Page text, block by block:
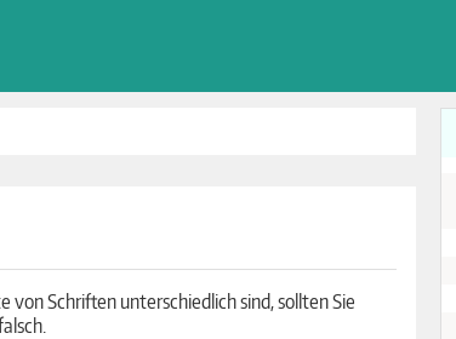
von Schriften unterschiedlich sind, sollten Sie